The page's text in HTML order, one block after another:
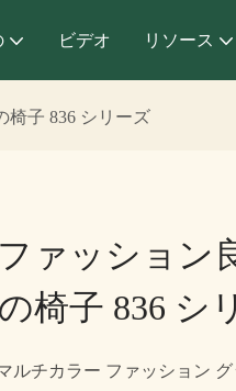
ビデオ リソース
椅子 836 シリーズ
ァッション
椅子 836 シ
ルチカラー ファッション